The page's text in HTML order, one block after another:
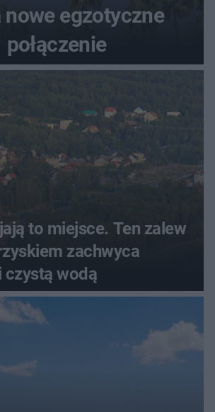
nowe egzotyczne
połączenie
to miejsce. Ten zalew
zachwyca
czystą wodą